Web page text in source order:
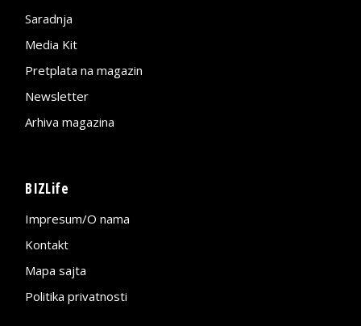
Saradnja
Media Kit
Pretplata na magazin
Newsletter
Arhiva magazina
BIZLife
Impresum/O nama
Kontakt
Mapa sajta
Politika privatnosti